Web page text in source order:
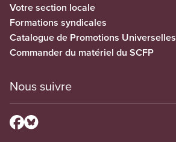
Votre section locale
Formations syndicales
Catalogue de Promotions Universelles
Commander du matériel du SCFP
Nous suivre